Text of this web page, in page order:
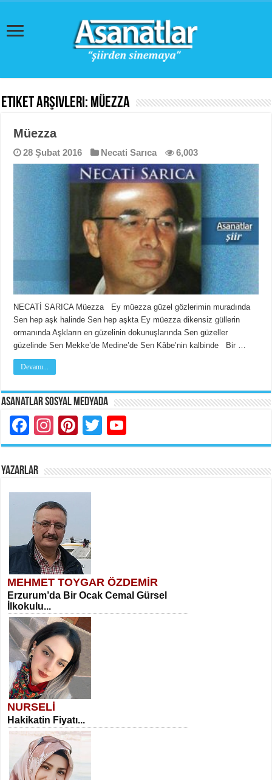
Etiket Arşivleri: Müezza
Müezza
28 Şubat 2016 Necati Sarıca 6,003
NECATİ SARICA Müezza Ey müezza güzel gözlerimin muradında
Sen hep aşk halinde Sen hep aşkta Ey müezza dikensiz güllerin
ormanında Aşkların en güzelinin dokunuşlarında Sen güzeller
güzelinde Sen Mekke’de Medine’de Sen Kâbe’nin kalbinde Bir …
Devamı...
Asanatlar Sosyal Medyada
Facebook
Instagram
Pinterest
Twitter
YAZARLAR
MEHMET TOYGAR ÖZDEMİR
Erzurum’da Bir Ocak Cemal Gürsel
İlkokulu...
NURSELİ
Hakikatin Fiyatı...